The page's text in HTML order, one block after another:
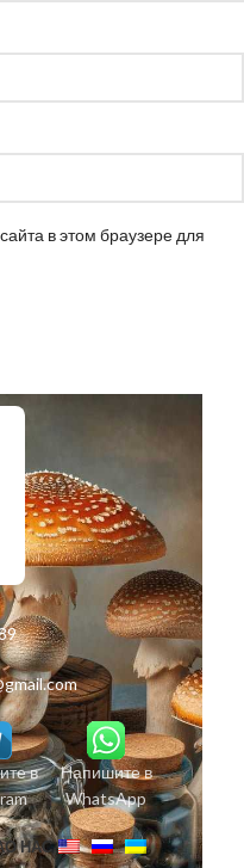
в этом браузере для
в
Напишите в
WhatsApp
О НАС